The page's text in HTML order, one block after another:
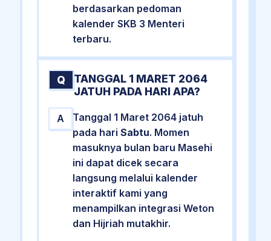
berdasarkan pedoman
kalender SKB 3 Menteri
terbaru.
Q
TANGGAL 1 MARET 2064
JATUH PADA HARI APA?
A
Tanggal 1 Maret 2064 jatuh
pada hari Sabtu. Momen
masuknya bulan baru Masehi
ini dapat dicek secara
langsung melalui kalender
interaktif kami yang
menampilkan integrasi Weton
dan Hijriah mutakhir.